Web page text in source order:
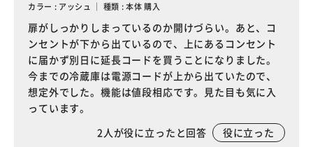
カラー : アッシュ ｜ 種類 : 本体 購入
扉がしっかりしまっているのか開けづらい。あと、コ
ンセントが下から出ているので、上にあるコンセント
に届かず別日に延長コードを買うことになりました。
今までの冷蔵庫は電源コードが上から出ていたので、
想定外でした。機能は値段相応です。見た目も気に入
っています。
2人が役に立ったと回答 役に立った